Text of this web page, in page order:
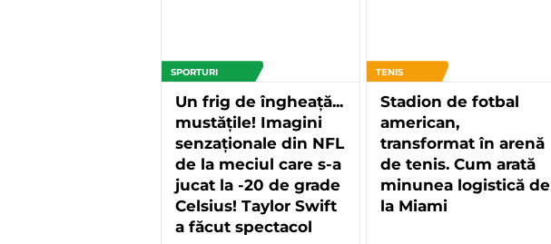
SPORTURI
Un frig de îngheață...
mustățile! Imagini
senzaționale din NFL
de la meciul care s-a
jucat la -20 de grade
Celsius! Taylor Swift
a făcut spectacol
TENIS
Stadion de fotbal
american,
transformat în arenă
de tenis. Cum arată
minunea logistică de
la Miami